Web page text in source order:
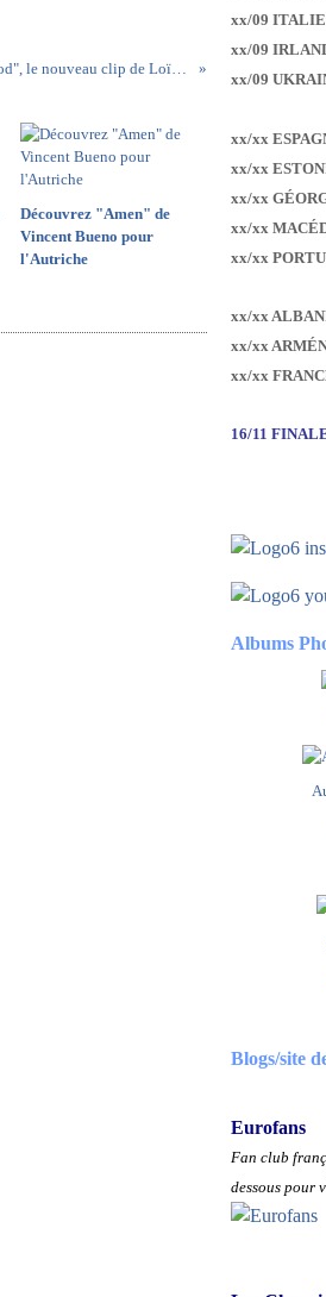
"Mud Blood", le nouveau clip de Loïc Nottet
Découvrez "Amen" de
Vincent Bueno pour
l'Autriche
xx/09
xx/09
xx/09
xx/xx
xx/xx
xx/xx
xx/xx
xx/xx
xx/xx
xx/xx
xx/xx
16/11
Albums
Blogs/site
Eurofans
Fan club
dessous pour